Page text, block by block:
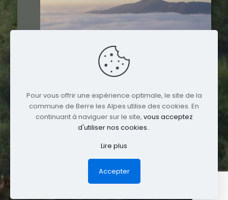
© 2017 Berre-les-Alpes. All Rights Reserved.
Mentions légales
Pour vous offrir une expérience optimale, le site de la
commune de Berre les Alpes utilise des cookies. En
continuant à naviguer sur le site, vous acceptez
d'utiliser nos cookies..
Lire plus
Accepter